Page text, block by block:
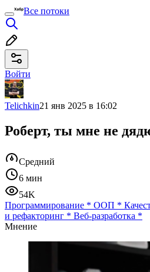
Все потоки
Войти
Telichkin21 янв 2025 в 16:02
Роберт, ты мне не
Средний
6 мин
54K
Программирование * ООП *
и рефакторинг * Веб-разработка *
Мнение